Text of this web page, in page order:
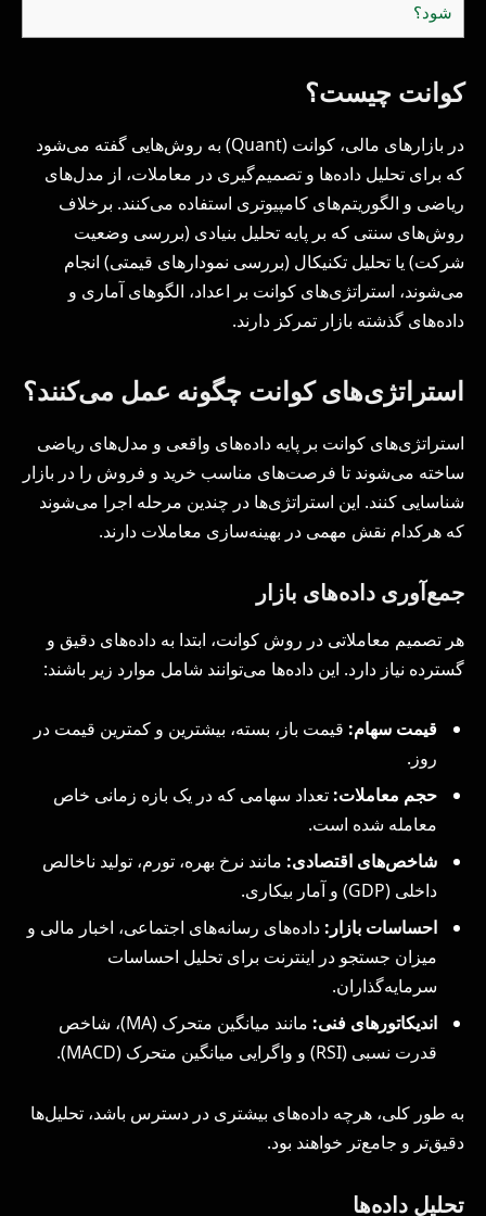
شود؟
کوانت چیست؟
در بازارهای مالی، کوانت (Quant) به روش‌هایی گفته می‌شود
که برای تحلیل داده‌ها و تصمیم‌گیری در معاملات، از مدل‌های
ریاضی و الگوریتم‌های کامپیوتری استفاده می‌کنند. برخلاف
روش‌های سنتی که بر پایه تحلیل بنیادی (بررسی وضعیت
شرکت) یا تحلیل تکنیکال (بررسی نمودارهای قیمتی) انجام
می‌شوند، استراتژی‌های کوانت بر اعداد، الگوهای آماری و
داده‌های گذشته بازار تمرکز دارند.
استراتژی‌های کوانت چگونه عمل می‌کنند؟
استراتژی‌های کوانت بر پایه داده‌های واقعی و مدل‌های ریاضی
ساخته می‌شوند تا فرصت‌های مناسب خرید و فروش را در بازار
شناسایی کنند. این استراتژی‌ها در چندین مرحله اجرا می‌شوند
که هرکدام نقش مهمی در بهینه‌سازی معاملات دارند.
جمع‌آوری داده‌های بازار
هر تصمیم معاملاتی در روش کوانت، ابتدا به داده‌های دقیق و
گسترده نیاز دارد. این داده‌ها می‌توانند شامل موارد زیر باشند:
قیمت سهام: قیمت باز، بسته، بیشترین و کمترین قیمت در
روز.
حجم معاملات: تعداد سهامی که در یک بازه زمانی خاص
معامله شده است.
شاخص‌های اقتصادی: مانند نرخ بهره، تورم، تولید ناخالص
داخلی (GDP) و آمار بیکاری.
احساسات بازار: داده‌های رسانه‌های اجتماعی، اخبار مالی و
میزان جستجو در اینترنت برای تحلیل احساسات
سرمایه‌گذاران.
اندیکاتورهای فنی:
مانند میانگین متحرک (MA)، شاخص
قدرت نسبی (RSI) و واگرایی میانگین متحرک (MACD).
به طور کلی، هرچه داده‌های بیشتری در دسترس باشد، تحلیل‌ها
دقیق‌تر و جامع‌تر خواهند بود.
تحلیل داده‌ها